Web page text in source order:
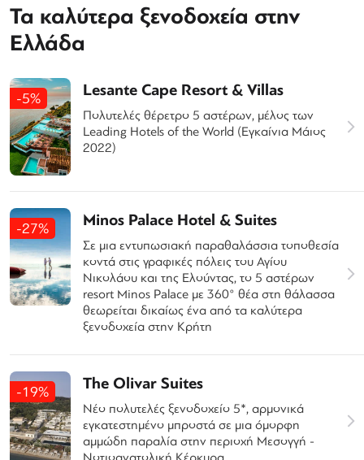
Τα καλύτερα ξενοδοχεία στην
Ελλάδα
-5% Lesante Cape Resort & Villas
Πολυτελές θέρετρο 5 αστέρων, μέλος των
Leading Hotels of the World (Εγκαίνια Μάιος
2022)
-27% Minos Palace Hotel & Suites
Σε μια εντυπωσιακή παραθαλάσσια τοποθεσία
κοντά στις γραφικές πόλεις του Αγίου
Νικολάου και της Ελούντας, το 5 αστέρων
resort Minos Palace με 360° θέα στη θάλασσα
θεωρείται δικαίως ένα από τα καλύτερα
ξενοδοχεία στην Κρήτη
-19% The Olivar Suites
Νέο πολυτελές ξενοδοχείο 5*, αρμονικά
εγκατεστημένο μπροστά σε μια όμορφη
αμμώδη παραλία στην περιοχή Μεσογγή -